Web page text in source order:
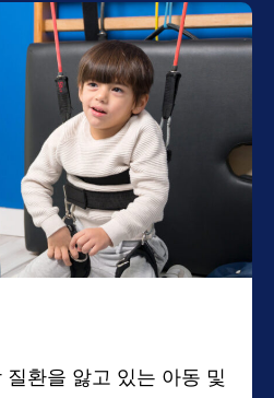
환을 앓고 있는 아동 및